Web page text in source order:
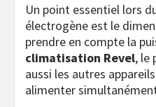
Un point essentiel lors
électrogène est le
prendre en compte la
climatisation Revel, le
aussi les autres
alimenter